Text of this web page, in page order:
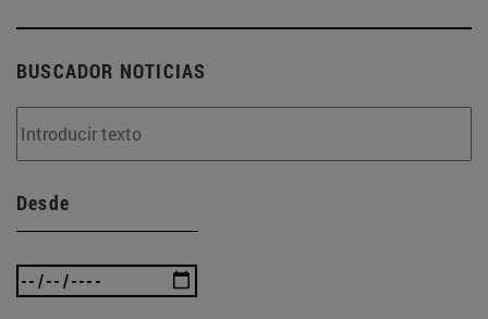
BUSCADOR NOTICIAS
Desde